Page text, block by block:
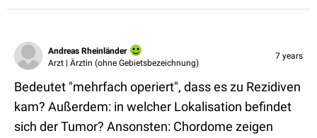
Andreas Rheinländer
Arzt | Ärztin (ohne Gebietsbezeichnung)
7 years
Bedeutet "mehrfach operiert", dass es zu Rezidiven
kam? Außerdem: in welcher Lokalisation befindet
sich der Tumor? Ansonsten: Chordome zeigen